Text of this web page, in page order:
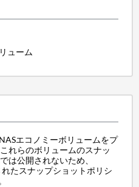
ューム
エコノミーボリュームをプ
れらのボリュームのスナッ
は公開されないため、
たスナップショットポリシ